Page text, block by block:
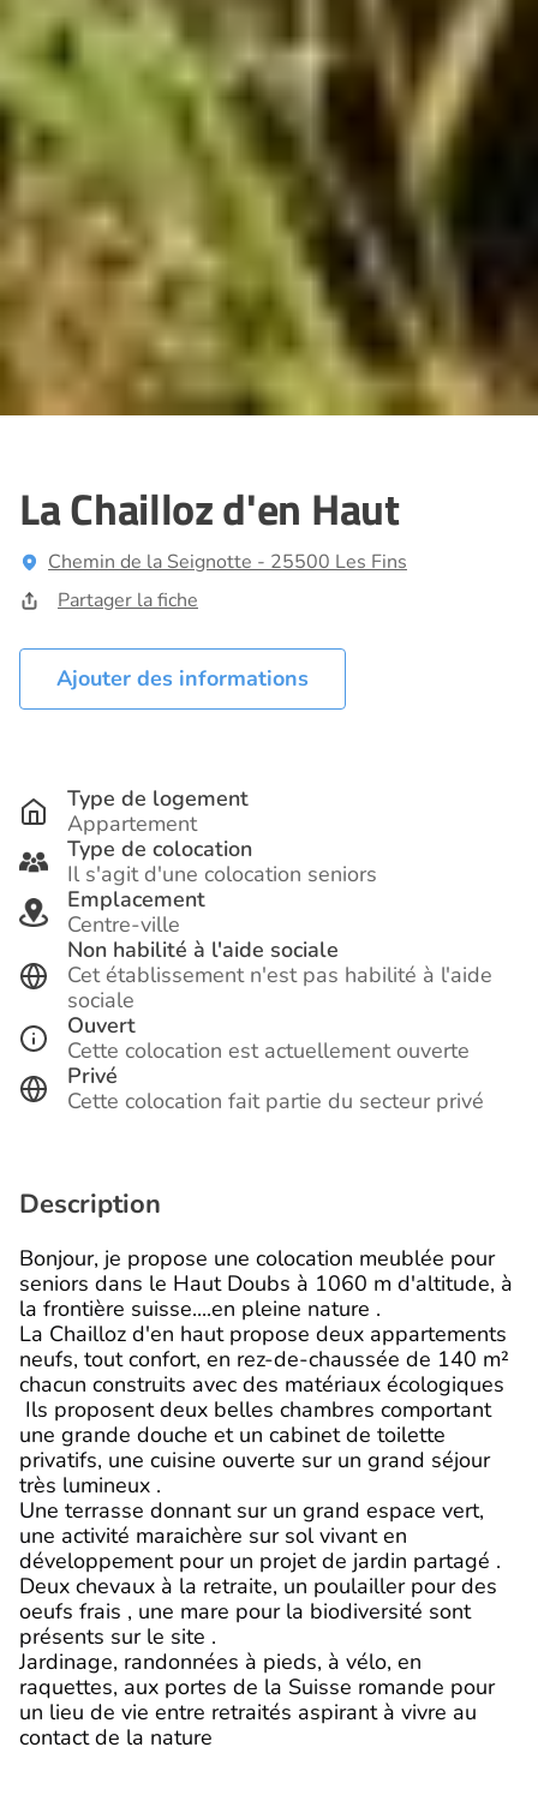
La Chailloz d'en Haut
Chemin de la Seignotte - 25500 Les Fins
Partager la fiche
Ajouter des informations
Type de logement
Appartement
Type de colocation
Il s'agit d'une colocation seniors
Emplacement
Centre-ville
Non habilité à l'aide sociale
Cet établissement n'est pas habilité à l'aide
sociale
Ouvert
Cette colocation est actuellement ouverte
Privé
Cette colocation fait partie du secteur privé
Description
Bonjour, je propose une colocation meublée pour
seniors dans le Haut Doubs à 1060 m d'altitude, à
la frontière suisse....en pleine nature .
La Chailloz d'en haut propose deux appartements
neufs, tout confort, en rez-de-chaussée de 140 m²
chacun construits avec des matériaux écologiques
Ils proposent deux belles chambres comportant
une grande douche et un cabinet de toilette
privatifs, une cuisine ouverte sur un grand séjour
très lumineux .
Une terrasse donnant sur un grand espace vert,
une activité maraichère sur sol vivant en
développement pour un projet de jardin partagé .
Deux chevaux à la retraite, un poulailler pour des
oeufs frais , une mare pour la biodiversité sont
présents sur le site .
Jardinage, randonnées à pieds, à vélo, en
raquettes, aux portes de la Suisse romande pour
un lieu de vie entre retraités aspirant à vivre au
contact de la nature